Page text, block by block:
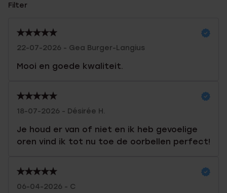
Filter
22-07-2026 - Gea Burger-Langius
Mooi en goede kwaliteit.
18-07-2026 - Désirée H.
Je houd er van of niet en ik heb gevoelige
oren vind ik tot nu toe de oorbellen perfect!
06-04-2026 - C